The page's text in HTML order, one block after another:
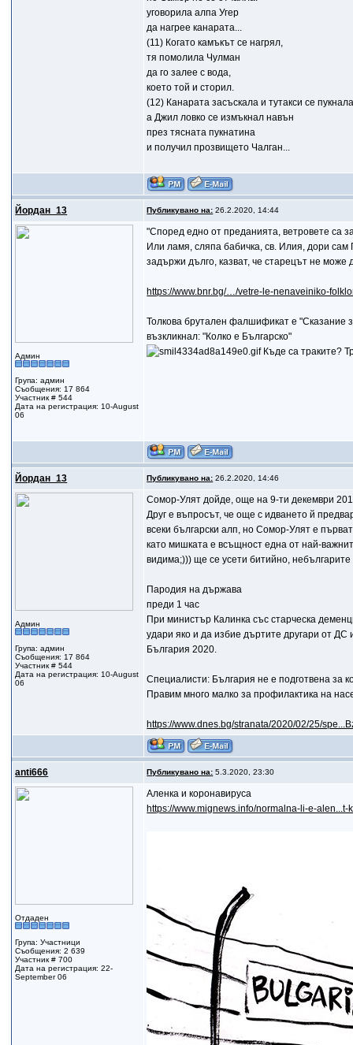
уговорила алпа Угер
да нагрее канарата...
(11) Когато камъкът се нагрял,
тя помолила Чулман
да го залее с вода,
което той и сторил.
(12) Канарата засъскала и тутакси се
а Джил ловко се измъкнал навън
през тясната пукнатина
и получил прозвището Чалган...
Йордан_13 Публикувано на: 26.2.2020, 14:44
Админ
Група: админ
Съобщения: 17 864
Участник # 544
Дата на регистрация: 10-August
06
"Според едно от преданията, ветровете са
Или ламя, сляпа бабичка, св. Илия, дори
задържи дълго, казват, че старецът не
https://www.bnr.bg/…/vetre-le-nenaveiniko-
Толкова брутален фалшификат е "Сказание
възкликнал: "Колко е Българско"
Къде са траките?
Йордан_13 Публикувано на: 26.2.2020, 14:46
Админ
Група: админ
Съобщения: 17 864
Участник # 544
Дата на регистрация: 10-August
06
Сомор-Улят дойде, още на 9-ти декември
Друг е въпросът, че още с идването й
всеки български алп, но Сомор-Улят е
като мишката е всъщност една от най-
видима;))) ще се усети битийно,
Пародия на държава
преди 1 час
При министър Калинка със старческа
удари яко и да избие дъртите другари от
България 2020.
Специалисти: България не е подготвена за
Правим много малко за профилактика на
https://www.dnes.bg/stranata/2020/02/25/
anti666 Публикувано на: 5.3.2020, 23:30
Отдаден
Група: Участници
Съобщения: 2 639
Участник # 700
Дата на регистрация: 22-
September 06
Аленка и коронавируса
https://www.mignews.info/normalna-li-e-alen...t-